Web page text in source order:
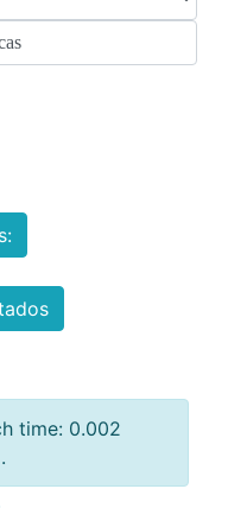
time: 0.002